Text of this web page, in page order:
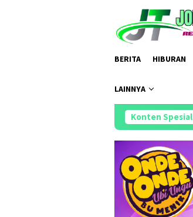
BERITA HIBURAN
LAINNYA
Konten Spesial